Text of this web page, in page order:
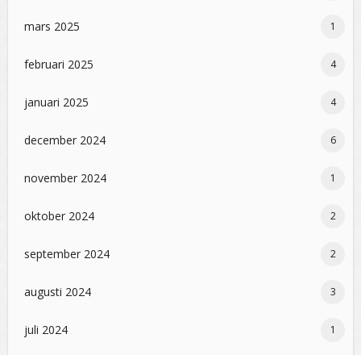
mars 2025 1
februari 2025 4
januari 2025 4
december 2024 6
november 2024 1
oktober 2024 2
september 2024 2
augusti 2024 3
juli 2024 1